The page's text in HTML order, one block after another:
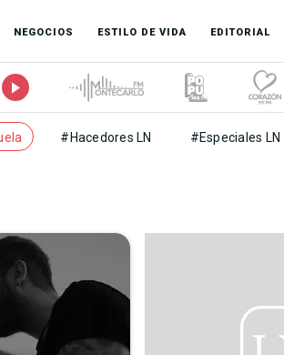
NEGOCIOS ESTILO DE VIDA EDITORIAL
#Hacedores LN #Especiales LN